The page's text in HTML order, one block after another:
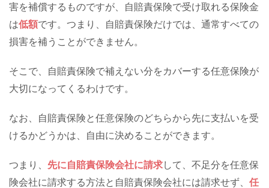
害を補償するものですが、自賠責保険で受け取れる保険金
は低額です。つまり、自賠責保険だけでは、通常すべての
損害を補うことができません。
そこで、自賠責保険で補えない分をカバーする任意保険が
大切になってくるわけです。
なお、自賠責保険と任意保険のどちらから先に支払いを受
けるかどうかは、自由に決めることができます。
つまり、 先に自賠責保険会社に請求して、不足分を任意保
険会社に請求する方法と自賠責保険会社には請求せず、 任